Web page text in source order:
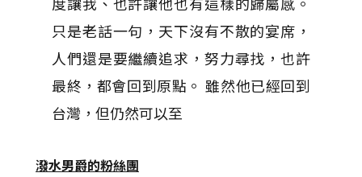
只是老話一句，天下沒有不散的宴席，
人們還是要繼續追求，努力尋找，也許
最終，都會回到原點。 雖然他已經回到
台灣，但仍然可以至
潑水男爵的粉絲團